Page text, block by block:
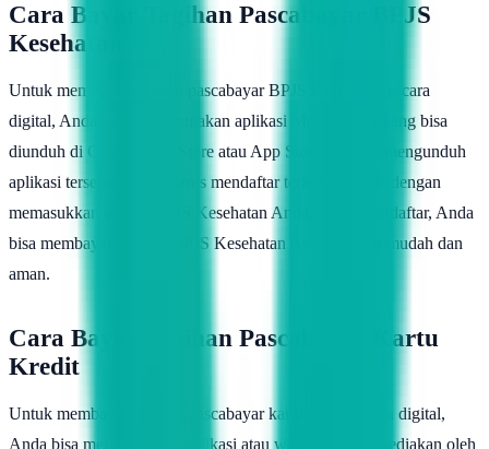
Cara Bayar Tagihan Pascabayar BPJS
Kesehatan
Untuk membayar tagihan pascabayar BPJS Kesehatan secara
digital, Anda bisa menggunakan aplikasi Mobile JKN yang bisa
diunduh di Google Play Store atau App Store. Setelah mengunduh
aplikasi tersebut, Anda harus mendaftar terlebih dahulu dengan
memasukkan nomor BPJS Kesehatan Anda. Setelah terdaftar, Anda
bisa membayar tagihan BPJS Kesehatan Anda dengan mudah dan
aman.
Cara Bayar Tagihan Pascabayar Kartu
Kredit
Untuk membayar tagihan pascabayar kartu kredit secara digital,
Anda bisa menggunakan aplikasi atau website yang disediakan oleh